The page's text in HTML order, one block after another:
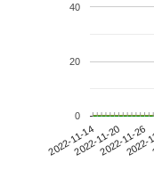
2022-11-142022-11-202022-11-26
0
20
40